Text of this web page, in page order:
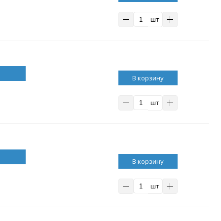
шт
В корзину
шт
В корзину
шт